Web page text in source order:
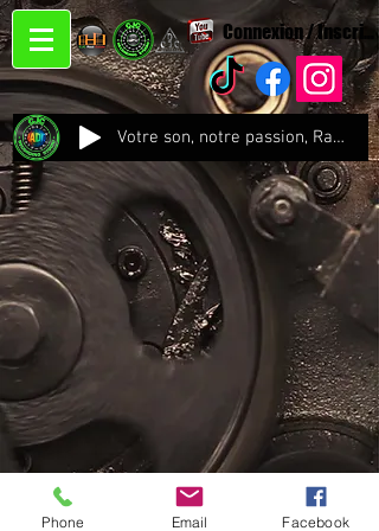
Connexion /
Votre son, notre passion, Radio CJC Recording Studio , là où chaque note prend vie !
Phone Email Facebook